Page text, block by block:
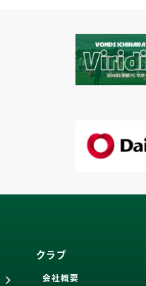
クラブ
会社概要